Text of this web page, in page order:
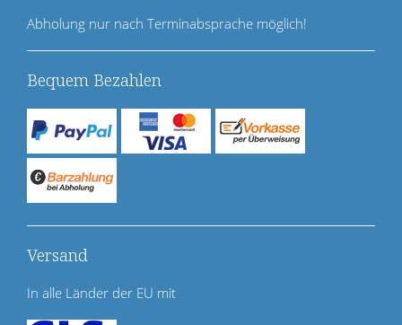
n
Abholung nur nach Terminabsprache möglich!
Bequem Bezahlen
Versand
In alle Länder der EU mit